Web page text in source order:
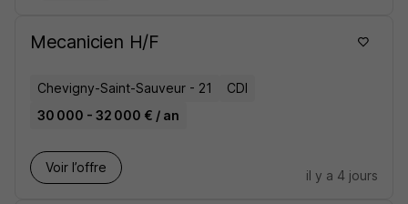
Mecanicien H/F
Chevigny-Saint-Sauveur - 21
CDI
30 000 - 32 000 € / an
Voir l’offre
il y a 4 jours